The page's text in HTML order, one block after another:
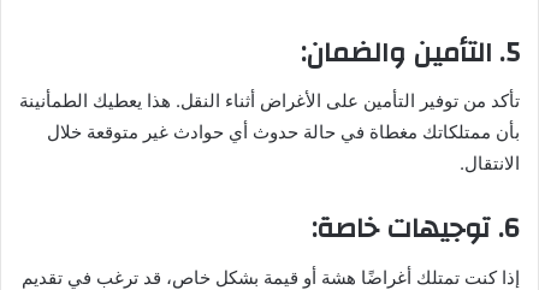
5. التأمين والضمان:
تأكد من توفير التأمين على الأغراض أثناء النقل. هذا يعطيك الطمأنينة
بأن ممتلكاتك مغطاة في حالة حدوث أي حوادث غير متوقعة خلال
الانتقال.
6. توجيهات خاصة:
إذا كنت تمتلك أغراضًا هشة أو قيمة بشكل خاص، قد ترغب في تقديم